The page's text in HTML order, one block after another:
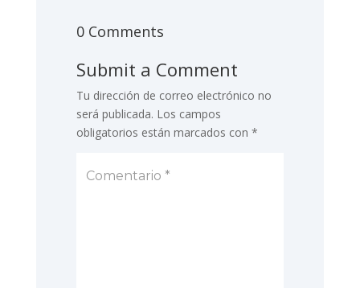
0 Comments
Submit a Comment
Tu dirección de correo electrónico no
será publicada. Los campos
obligatorios están marcados con *